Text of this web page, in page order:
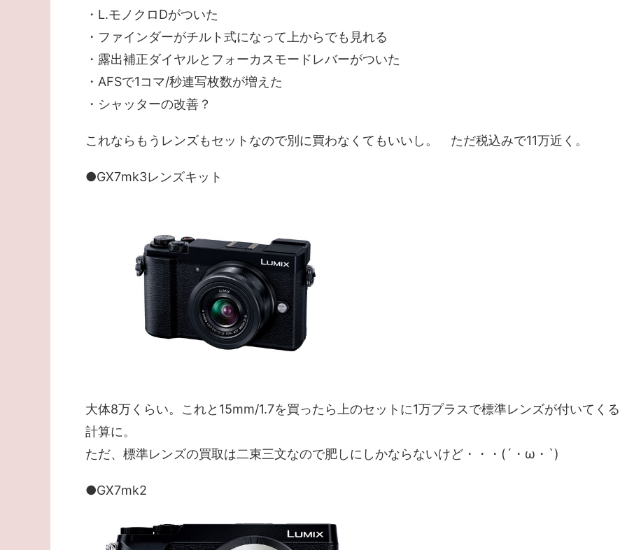
・L.モノクロDがついた
・ファインダーがチルト式になって上からでも見れる
・露出補正ダイヤルとフォーカスモードレバーがついた
・AFSで1コマ/秒連写枚数が増えた
・シャッターの改善？
これならもうレンズもセットなので別に買わなくてもいいし。 ただ税込みで11万近く。
●GX7mk3レンズキット
大体8万くらい。これと15mm/1.7を買ったら上のセットに1万プラスで標準レンズが付いてくる
計算に。
ただ、標準レンズの買取は二束三文なので肥しにしかならないけど・・・(´・ω・`)
●GX7mk2